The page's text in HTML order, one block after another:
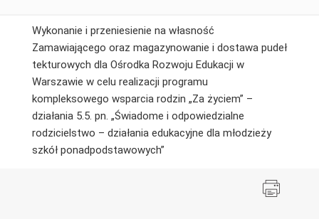
Wykonanie i przeniesienie na własność
Zamawiającego oraz magazynowanie i dostawa pudeł
tekturowych dla Ośrodka Rozwoju Edukacji w
Warszawie w celu realizacji programu
kompleksowego wsparcia rodzin „Za życiem” –
działania 5.5. pn. „Świadome i odpowiedzialne
rodzicielstwo – działania edukacyjne dla młodzieży
szkółponadpodstawowych”